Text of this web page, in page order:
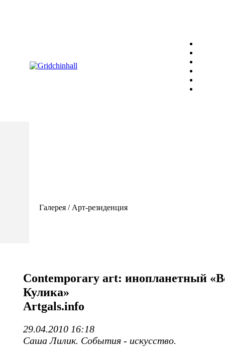
Галерея / Арт-резиденция
Contemporary art: инопланетный
Кулика»
Artgals.info
29.04.2010 16:18
Саша Лилик. Cобытия - искусство.